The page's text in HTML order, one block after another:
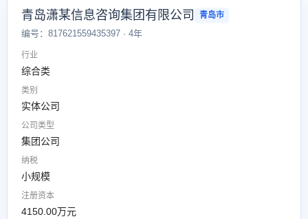
青岛潇某信息咨询集团有限公司 青岛市
编号：817621559435397 · 4年
行业
综合类
类别
实体公司
公司类型
集团公司
纳税
小规模
注册资本
4150.00万元